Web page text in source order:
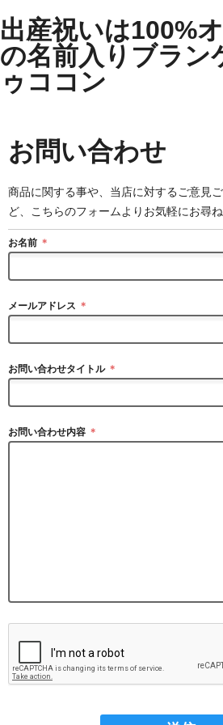
出産祝いは100%
の名前入りブラン
ゥココン
お問い合わせ
商品に関する事や、当店に対するご意見
ど、こちらのフォームよりお気軽にお尋ね
お名前 ＊
メールアドレス ＊
お問い合わせタイトル ＊
お問い合わせ内容 ＊